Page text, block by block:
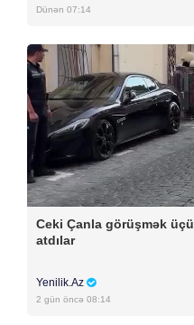
Dünən 07:14
Ceki Çanla görüşmək
atdılar
Yenilik.Az
2 gün öncə 08:14